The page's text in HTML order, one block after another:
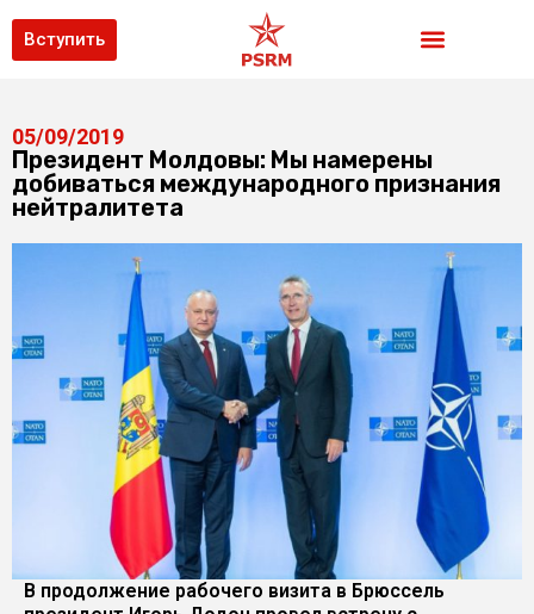
Вступить
05/09/2019
Президент Молдовы: Мы намерены
добиваться международного признания
нейтралитета
В продолжение рабочего визита в Брюссель